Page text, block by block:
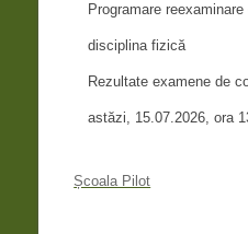
Programare
disciplina fizică
Rezultate examene de
astăzi, 15.07.2026, ora
Școala Pilot